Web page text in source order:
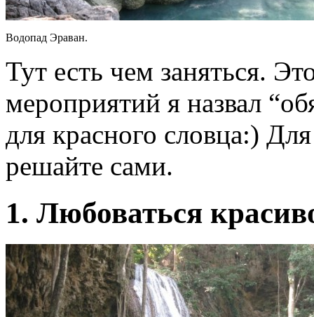
Водопад Эраван.
Тут есть чем заняться.
мероприятий я назвал
для красного словца:)
решайте сами.
1. Любоваться